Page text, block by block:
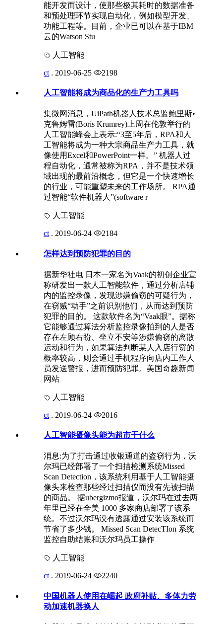
能开发而设计，使那些极其耗时的数据准备
和预处理环节实现自动化，例如模型开发、
功能工程等。目前，企业已可以在基于IBM
云的Watson Stu
人工智能
ct . 2019-06-25 2198
人工智能将成为商品化的生产力工具吗
集微网消息，UiPath机器人技术总监鲍里斯•
克鲁姆雷(Boris Krumrey)上周在伦敦举行的
人工智能峰会上表示:“3至5年后，RPA和人
工智能将成为一种大宗商品生产力工具，就
像使用Excel和PowerPoint一样。” 机器人过
程自动化，通常被称为RPA，并不是技术领
域出现的最前沿概念，但它是一个快速增长
的行业，可能重塑未来的工作场所。 RPA通
过智能“软件机器人”(software r
人工智能
ct . 2019-06-24 2184
怎样达到预防犯罪的目的
据新华社电 日本一家名为Vaak的初创企业宣
称研发出一款人工智能软件，通过分析店铺
内的监控录像，发现涉嫌偷窃的可疑行为，
在窃贼“动手”之前识别他们，从而达到预防
犯罪的目的。 这款软件名为“Vaak眼”。据称
它能够通过算法分析监控录像拍到的人是否
存在左顾右盼、坐立不安等涉嫌偷窃的离散
运动和行为，如果算法判断某人入店行窃的
概率较高，则会通过手机程序向店内工作人
员发送警报，进而预防犯罪。美国奇趣新闻
网站
人工智能
ct . 2019-06-24 2016
人工智能摄像头能为超市干什么
消息:为了打击通过收银通道的盗窃行为，沃
尔玛已经部署了一个扫描检测系统Missed
Scan Detection，该系统利用基于人工智能摄
像头来检查那些经过扫描仪而没有先被扫描
的商品。 据ubergizmo报道，沃尔玛在过去两
年里已经在全美 1000 多家商店部署了该系
统。不过沃尔玛没有透露通过安装该系统而
节省了多少钱。 Missed Scan DetecTIon 系统
监控自助结账和沃尔玛员工操作
人工智能
ct . 2019-06-24 2240
中国机器人使用在崛起 政府补贴、多体力劳
动加速机器换人